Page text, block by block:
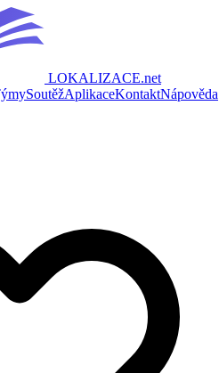
LOKALIZACE.net
SoutěžAplikaceKontaktNápověda